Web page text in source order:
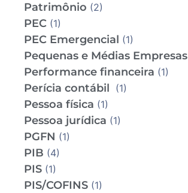
Patrimônio (2)
PEC (1)
PEC Emergencial (1)
Pequenas e Médias Empresas
Performance financeira (1)
Perícia contábil (1)
Pessoa física (1)
Pessoa jurídica (1)
PGFN (1)
PIB (4)
PIS (1)
PIS/COFINS (1)